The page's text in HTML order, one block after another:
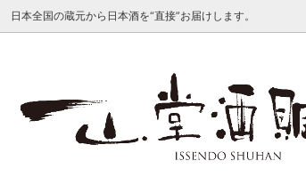
日本全国の蔵元から日本酒を“直接”お届けします。
種類別で選ぶ
日本酒地理的表示（GI日本酒）を徹底解